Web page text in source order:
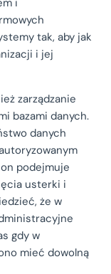
i
tak, aby jak
i jej
zarządzanie
bazami danych.
danych
podejmuje
usterki i
że w
gdy w
mieć dowolną